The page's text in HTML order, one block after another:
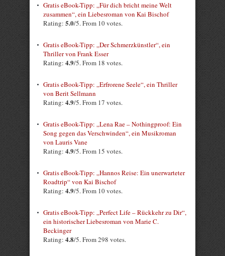
Gratis eBook-Tipp: „Für dich bricht meine Welt
zusammen“, ein Liebesroman von Kai Bischof
Rating: 5.0/5. From 10 votes.
Gratis eBook-Tipp: „Der Schmerzkünstler“, ein
Thriller von Frank Esser
Rating: 4.9/5. From 18 votes.
Gratis eBook-Tipp: „Erfrorene Seele“, ein Thriller
von Berit Sellmann
Rating: 4.9/5. From 17 votes.
Gratis eBook-Tipp: „Lena Rae – Nothingproof: Ein
Song gegen das Verschwinden“, ein Musikroman
von Lauris Vane
Rating: 4.9/5. From 15 votes.
Gratis eBook-Tipp: „Hannos Reise: Ein unerwarteter
Roadtrip“ von Kai Bischof
Rating: 4.9/5. From 10 votes.
Gratis eBook-Tipp: „Perfect Life – Rückkehr zu Dir“,
ein historischer Liebesroman von Marie C.
Beckinger
Rating: 4.8/5. From 298 votes.